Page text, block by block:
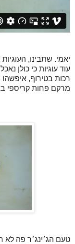
יאמי. שתבינו, העוגיות
עוד עוגיות כי כולן
רכות בטירוף,
מרקם פחות קריספי
טעם הג׳ינג׳ר פה לא